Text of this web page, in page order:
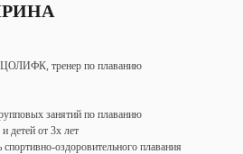
тренер по плаванию
занятий по плаванию
детей от 3х лет
оздоровительного плавания